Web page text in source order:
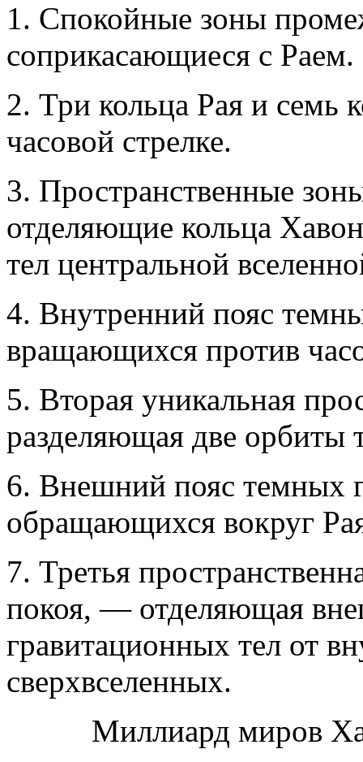
1. Спокойные зоны
соприкасающиеся с Раем.
2. Три кольца Рая и
часовой стрелке.
3. Пространственные
отделяющие кольца
тел центральной
4. Внутренний пояс
вращающихся против
5. Вторая уникальная
разделяющая две орбиты
6. Внешний пояс темных
обращающихся вокруг
7. Третья
покоя, — отделяющая
гравитационных тел от
сверхвселенных.
Миллиард миров